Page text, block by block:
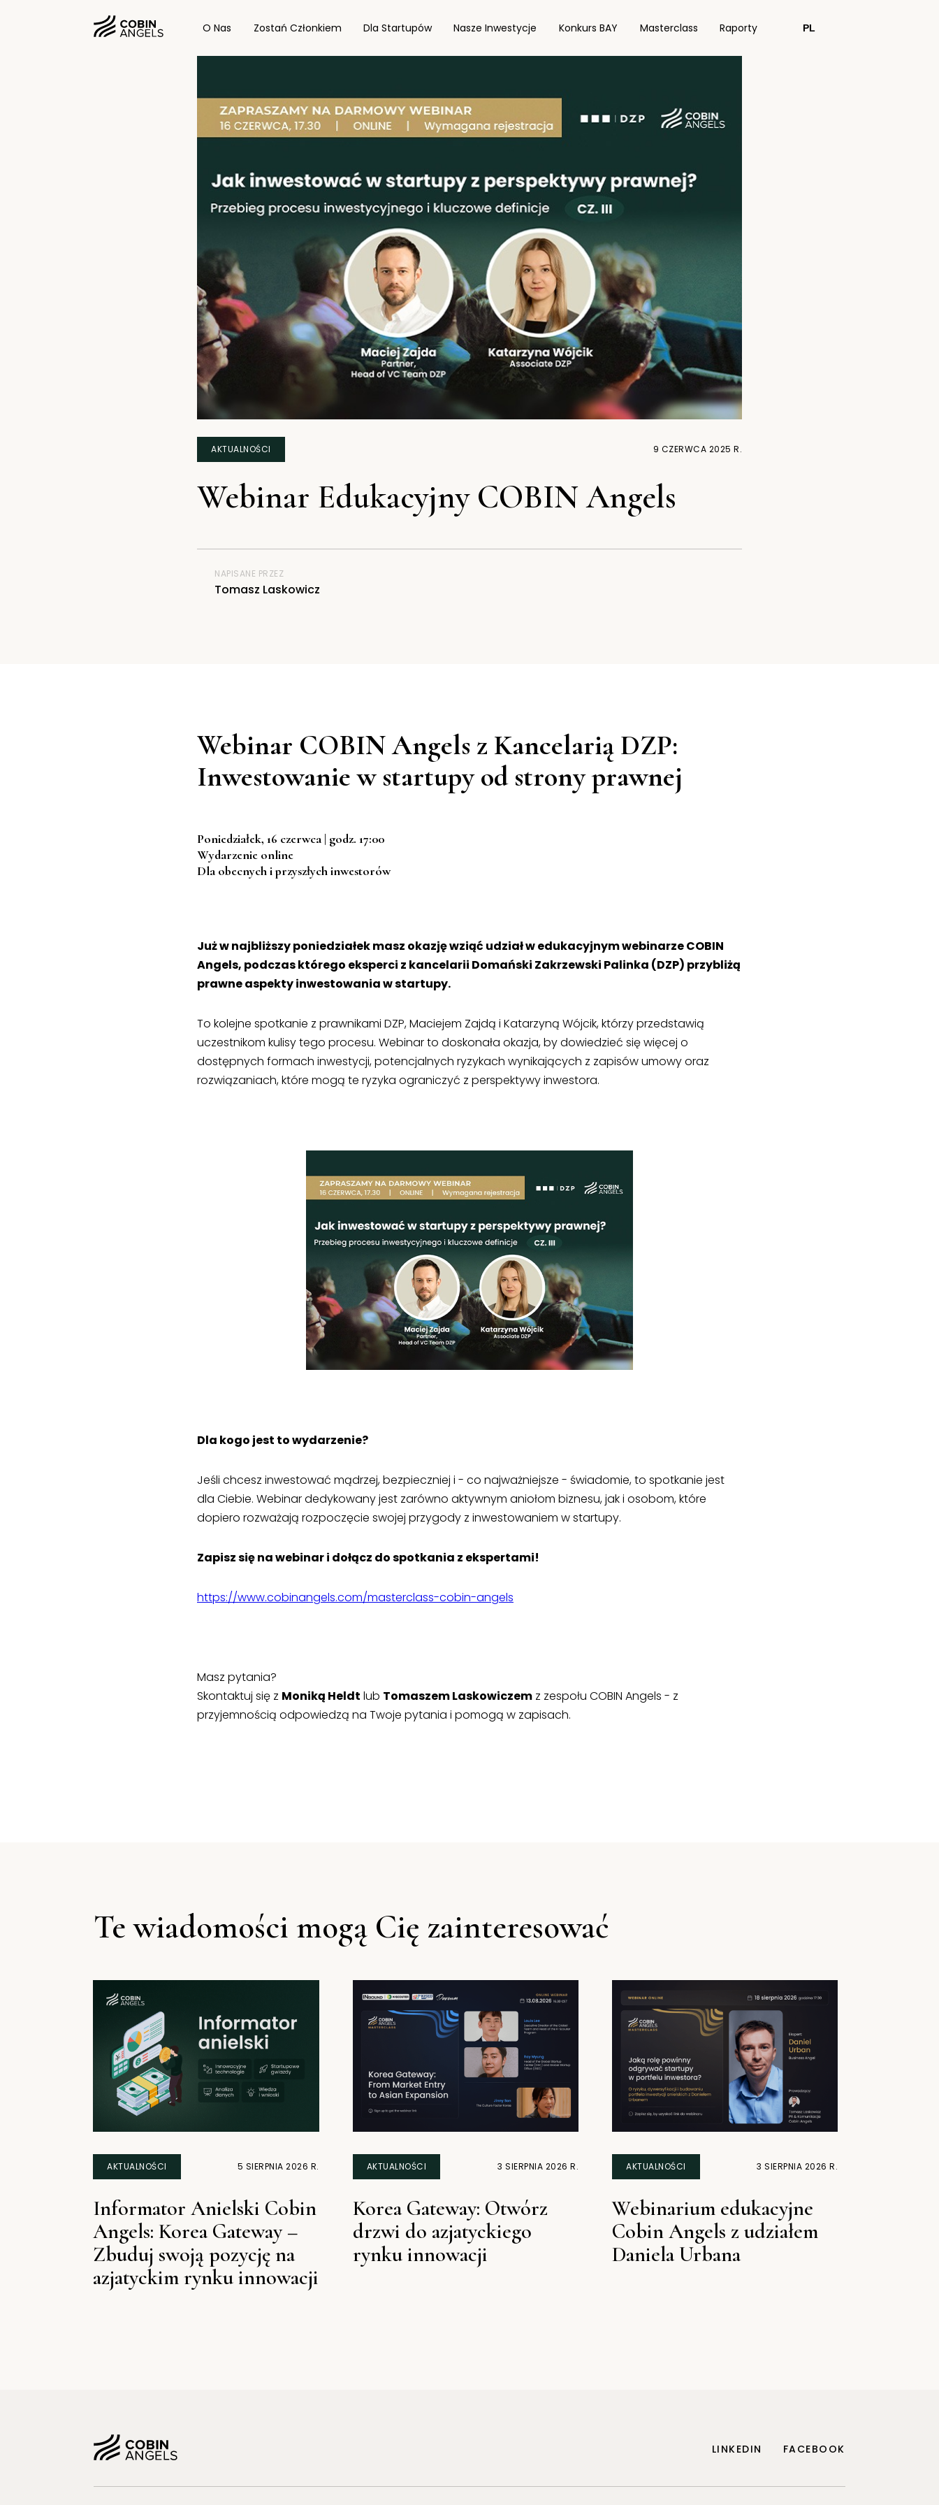
O Nas Zostań Członkiem Dla Startupów Nasze Inwestycje Konkurs BAY Masterclass Raporty PL
AKTUALNOŚCI 9 CZERWCA 2025 R.
Webinar Edukacyjny COBIN Angels
NAPISANE PRZEZ
Tomasz Laskowicz
Webinar COBIN Angels z Kancelarią DZP:
Inwestowanie w startupy od strony prawnej
‍Poniedziałek, 16 czerwca | godz. 17:00
Wydarzenie online
Dla obecnych i przyszłych inwestorów
Już w najbliższy poniedziałek masz okazję wziąć udział w edukacyjnym webinarze COBIN
Angels, podczas którego eksperci z kancelarii Domański Zakrzewski Palinka (DZP) przybliżą
prawne aspekty inwestowania w startupy.
To kolejne spotkanie z prawnikami DZP, Maciejem Zajdą i Katarzyną Wójcik, którzy przedstawią
uczestnikom kulisy tego procesu. Webinar to doskonała okazja, by dowiedzieć się więcej o
dostępnych formach inwestycji, potencjalnych ryzykach wynikających z zapisów umowy oraz
rozwiązaniach, które mogą te ryzyka ograniczyć z perspektywy inwestora.
Dla kogo jest to wydarzenie?
Jeśli chcesz inwestować mądrzej, bezpieczniej i - co najważniejsze - świadomie, to spotkanie jest
dla Ciebie. Webinar dedykowany jest zarówno aktywnym aniołom biznesu, jak i osobom, które
dopiero rozważają rozpoczęcie swojej przygody z inwestowaniem w startupy.
Zapisz się na webinar i dołącz do spotkania z ekspertami!
https://www.cobinangels.com/masterclass-cobin-angels
Masz pytania?
Skontaktuj się z Moniką Heldt lub Tomaszem Laskowiczem z zespołu COBIN Angels - z
przyjemnością odpowiedzą na Twoje pytania i pomogą w zapisach.
AKTUALNOŚCI 5 SIERPNIA 2026 R.
Informator Anielski Cobin
Angels: Korea Gateway –
Zbuduj swoją pozycję na
azjatyckim rynku innowacji
AKTUALNOŚCI 3 SIERPNIA 2026 R.
Korea Gateway: Otwórz
drzwi do azjatyckiego
rynku innowacji
AKTUALNOŚCI 3 SIERPNIA 2026 R.
Webinarium edukacyjne
Cobin Angels z udziałem
Daniela Urbana
Te wiadomości mogą Cię zainteresować
LINKEDIN FACEBOOK